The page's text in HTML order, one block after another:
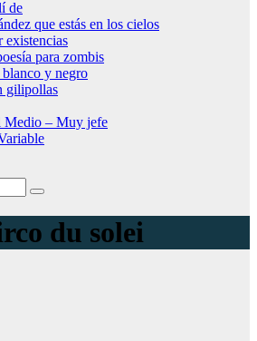
de
que estás en los cielos
existencias
para zombis
y negro
gilipollas
Medio – Muy jefe
du solei